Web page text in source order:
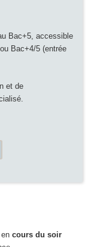
Bac+5, accessible
Bac+4/5 (entrée
et de
cours du soir